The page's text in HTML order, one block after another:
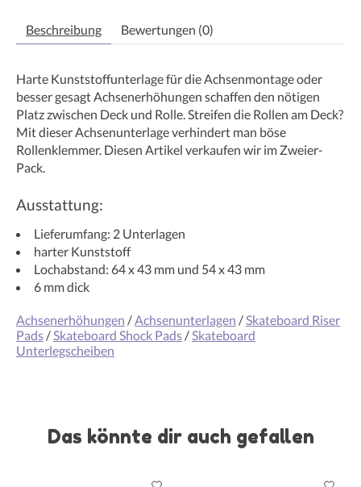
Beschreibung Bewertungen (0)
Harte Kunststoffunterlage für die Achsenmontage oder
besser gesagt Achsenerhöhungen schaffen den nötigen
Platz zwischen Deck und Rolle. Streifen die Rollen am Deck?
Mit dieser Achsenunterlage verhindert man böse
Rollenklemmer. Diesen Artikel verkaufen wir im Zweier-
Pack.
Ausstattung:
Lieferumfang: 2 Unterlagen
harter Kunststoff
Lochabstand: 64 x 43 mm und 54 x 43 mm
6 mm dick
Achsenerhöhungen / Achsenunterlagen / Skateboard Riser
Pads / Skateboard Shock Pads / Skateboard
Unterlegscheiben
Das könnte dir auch gefallen
Produkt-Karussell-Artikel